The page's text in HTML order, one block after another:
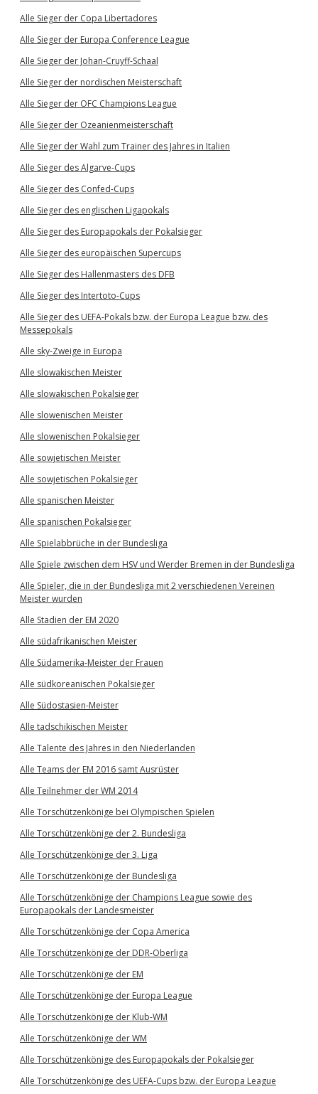
Alle Sieger der Copa Libertadores
Alle Sieger der Europa Conference League
Alle Sieger der Johan-Cruyff-Schaal
Alle Sieger der nordischen Meisterschaft
Alle Sieger der OFC Champions League
Alle Sieger der Ozeanienmeisterschaft
Alle Sieger der Wahl zum Trainer des Jahres in Italien
Alle Sieger des Algarve-Cups
Alle Sieger des Confed-Cups
Alle Sieger des englischen Ligapokals
Alle Sieger des Europapokals der Pokalsieger
Alle Sieger des europäischen Supercups
Alle Sieger des Hallenmasters des DFB
Alle Sieger des Intertoto-Cups
Alle Sieger des UEFA-Pokals bzw. der Europa League bzw. des
Messepokals
Alle sky-Zweige in Europa
Alle slowakischen Meister
Alle slowakischen Pokalsieger
Alle slowenischen Meister
Alle slowenischen Pokalsieger
Alle sowjetischen Meister
Alle sowjetischen Pokalsieger
Alle spanischen Meister
Alle spanischen Pokalsieger
Alle Spielabbrüche in der Bundesliga
Alle Spiele zwischen dem HSV und Werder Bremen in der Bundesliga
Alle Spieler, die in der Bundesliga mit 2 verschiedenen Vereinen
Meister wurden
Alle Stadien der EM 2020
Alle südafrikanischen Meister
Alle Südamerika-Meister der Frauen
Alle südkoreanischen Pokalsieger
Alle Südostasien-Meister
Alle tadschikischen Meister
Alle Talente des Jahres in den Niederlanden
Alle Teams der EM 2016 samt Ausrüster
Alle Teilnehmer der WM 2014
Alle Torschützenkönige bei Olympischen Spielen
Alle Torschützenkönige der 2. Bundesliga
Alle Torschützenkönige der 3. Liga
Alle Torschützenkönige der Bundesliga
Alle Torschützenkönige der Champions League sowie des
Europapokals der Landesmeister
Alle Torschützenkönige der Copa America
Alle Torschützenkönige der DDR-Oberliga
Alle Torschützenkönige der EM
Alle Torschützenkönige der Europa League
Alle Torschützenkönige der Klub-WM
Alle Torschützenkönige der WM
Alle Torschützenkönige des Europapokals der Pokalsieger
Alle Torschützenkönige des UEFA-Cups bzw. der Europa League